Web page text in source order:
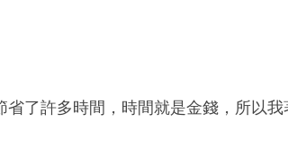
了許多時間，時間就是金錢，所以